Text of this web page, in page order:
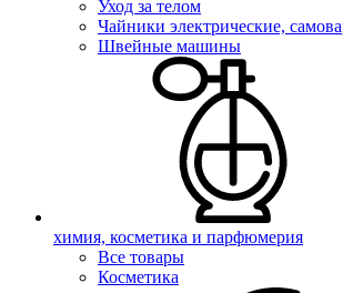
Уход за телом
Чайники электрические,
Швейные машины
химия, косметика и парфюмерия
Все товары
Косметика